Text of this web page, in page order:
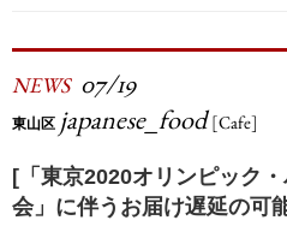
NEWS 07/19
東山区 japanese_food [Cafe]
[「東京2020オリンピック
会」に伴うお届け遅延の可